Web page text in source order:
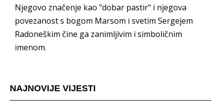
Njegovo značenje kao "dobar pastir" i njegova
povezanost s bogom Marsom i svetim Sergejem
Radoneškim čine ga zanimljivim i simboličnim
imenom.
NAJNOVIJE VIJESTI